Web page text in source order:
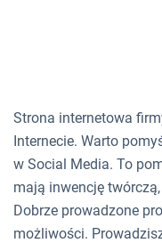
Strona internetowa
Internecie. Warto
w Social Media. To
mają inwencję
Dobrze prowadzone
możliwości.